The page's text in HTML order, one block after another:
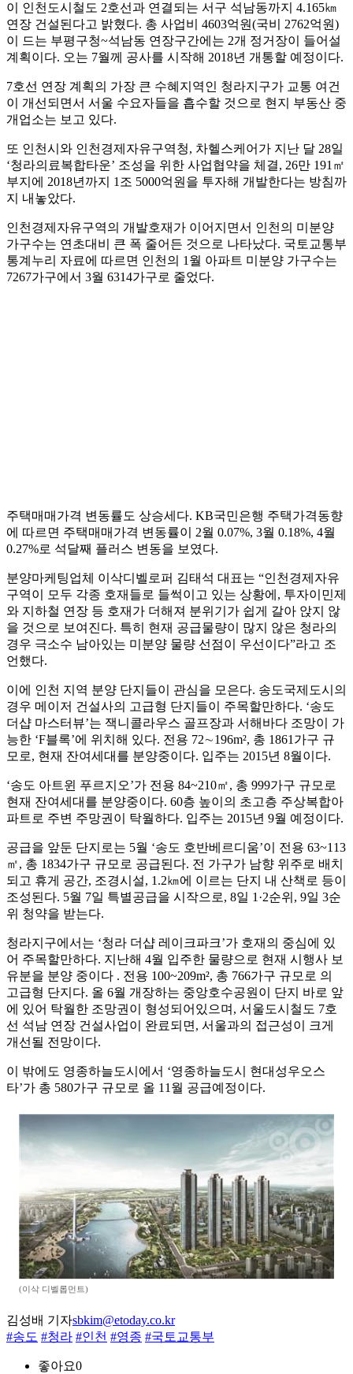
이 인천도시철도 2호선과 연결되는 서구 석남동까지 4.165㎞
연장 건설된다고 밝혔다. 총 사업비 4603억원(국비 2762억원)
이 드는 부평구청~석남동 연장구간에는 2개 정거장이 들어설
계획이다. 오는 7월께 공사를 시작해 2018년 개통할 예정이다.
7호선 연장 계획의 가장 큰 수혜지역인 청라지구가 교통 여건
이 개선되면서 서울 수요자들을 흡수할 것으로 현지 부동산 중
개업소는 보고 있다.
또 인천시와 인천경제자유구역청, 차헬스케어가 지난 달 28일
‘청라의료복합타운’ 조성을 위한 사업협약을 체결, 26만 191㎡
부지에 2018년까지 1조 5000억원을 투자해 개발한다는 방침까
지 내놓았다.
인천경제자유구역의 개발호재가 이어지면서 인천의 미분양
가구수는 연초대비 큰 폭 줄어든 것으로 나타났다. 국토교통부
통계누리 자료에 따르면 인천의 1월 아파트 미분양 가구수는
7267가구에서 3월 6314가구로 줄었다.
주택매매가격 변동률도 상승세다. KB국민은행 주택가격동향
에 따르면 주택매매가격 변동률이 2월 0.07%, 3월 0.18%, 4월
0.27%로 석달째 플러스 변동을 보였다.
분양마케팅업체 이삭디벨로퍼 김태석 대표는 “인천경제자유
구역이 모두 각종 호재들로 들썩이고 있는 상황에, 투자이민제
와 지하철 연장 등 호재가 더해져 분위기가 쉽게 갈아 앉지 않
을 것으로 보여진다. 특히 현재 공급물량이 많지 않은 청라의
경우 극소수 남아있는 미분양 물량 선점이 우선이다”라고 조
언했다.
이에 인천 지역 분양 단지들이 관심을 모은다. 송도국제도시의
경우 메이저 건설사의 고급형 단지들이 주목할만하다. ‘송도
더샵 마스터뷰’는 잭니콜라우스 골프장과 서해바다 조망이 가
능한 ‘F블록’에 위치해 있다. 전용 72∼196m², 총 1861가구 규
모로, 현재 잔여세대를 분양중이다. 입주는 2015년 8월이다.
‘송도 아트윈 푸르지오’가 전용 84~210㎡, 총 999가구 규모로
현재 잔여세대를 분양중이다. 60층 높이의 초고층 주상복합아
파트로 주변 주망권이 탁월하다. 입주는 2015년 9월 예정이다.
공급을 앞둔 단지로는 5월 ‘송도 호반베르디움’이 전용 63~113
㎡, 총 1834가구 규모로 공급된다. 전 가구가 남향 위주로 배치
되고 휴게 공간, 조경시설, 1.2㎞에 이르는 단지 내 산책로 등이
조성된다. 5월 7일 특별공급을 시작으로, 8일 1·2순위, 9일 3순
위 청약을 받는다.
청라지구에서는 ‘청라 더샵 레이크파크’가 호재의 중심에 있
어 주목할만하다. 지난해 4월 입주한 물량으로 현재 시행사 보
유분을 분양 중이다 . 전용 100~209m², 총 766가구 규모로 의
고급형 단지다. 올 6월 개장하는 중앙호수공원이 단지 바로 앞
에 있어 탁월한 조망권이 형성되어있으며, 서울도시철도 7호
선 석남 연장 건설사업이 완료되면, 서울과의 접근성이 크게
개선될 전망이다.
이 밖에도 영종하늘도시에서 ‘영종하늘도시 현대성우오스
타’가 총 580가구 규모로 올 11월 공급예정이다.
(이삭 디벨롭먼트)
김성배 기자sbkim@etoday.co.kr
#송도 #청라 #인천 #영종 #국토교통부
좋아요0